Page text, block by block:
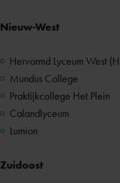
Nieuw-West
Hervormd Lyceum West
Mundus College
Praktijkcollege Het Plein
Calandlyceum
Lumion
Zuidoost